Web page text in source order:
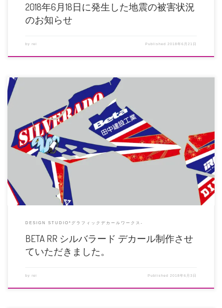
2018年6月18日に発生した地震の被害状況
のお知らせ
by rei Published 2018年6月21日
ガレージシルバラードモーターサイクル様のお客様より、BETAらしく、レッド
とブルーのイメージカラーで […]
DESIGN STUDIO*グラフィックデカールワークス-
BETA RR シルバラード デカール制作させ
ていただきました。
by rei Published 2018年6月3日